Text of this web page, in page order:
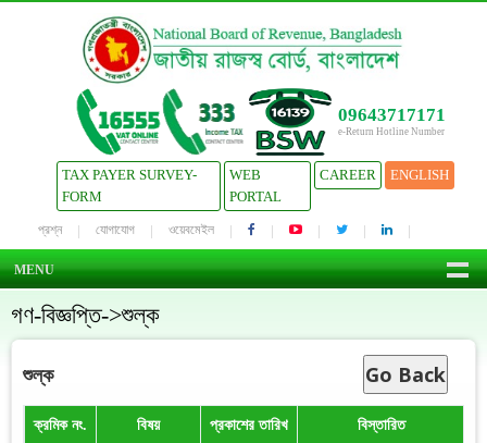
09643717171
e-Return Hotline Number
TAX PAYER SURVEY-
FORM
WEB
PORTAL
CAREER ENGLISH
প্রশ্ন যোগাযোগ ওয়েবমেইল
MENU
গণ-বিজ্ঞপ্তি->শুল্ক
শুল্ক Go Back
ক্রমিক নং. বিষয় প্রকাশের তারিখ বিস্তারিত